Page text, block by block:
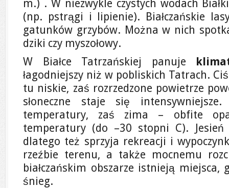
m.) . W niezwykle czystych wodach
(np. pstrągi i lipienie). Białczańskie
gatunków grzybów. Można w nich
dziki czy myszołowy.
W Białce Tatrzańskiej panuje
łagodniejszy niż w pobliskich Tatrach.
tu niskie, zaś rozrzedzone powietrze
słoneczne staje się
temperatury, zaś zima – obfite
temperatury (do –30 stopni C).
dlatego też sprzyja rekreacji i
rzeźbie terenu, a także mocnemu
białczańskim obszarze istnieją miejsca,
śnieg.